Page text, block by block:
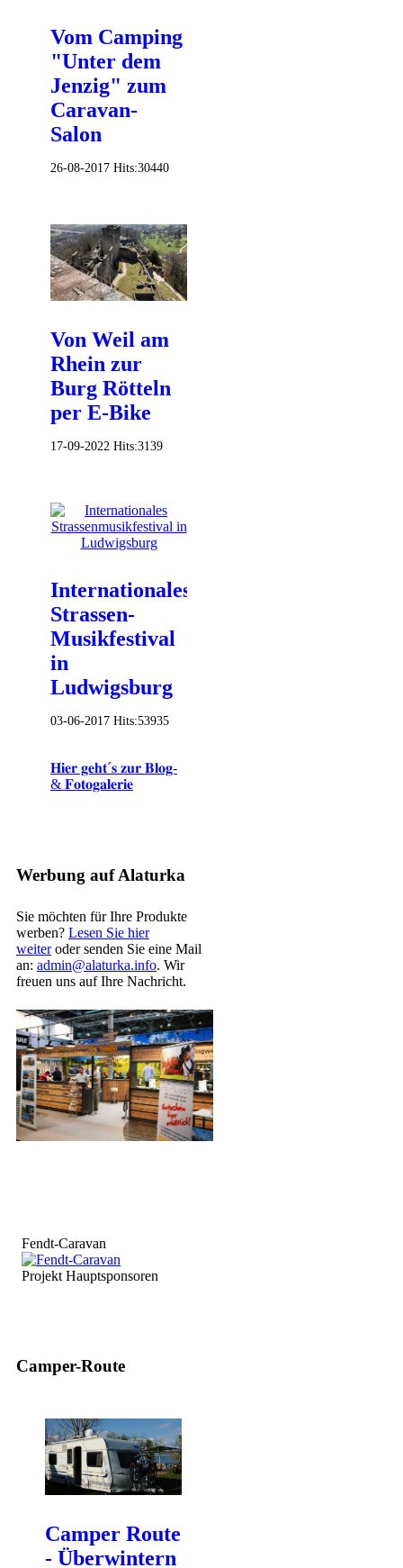
Vom Camping
"Unter dem
Jenzig" zum
Caravan-
Salon
26-08-2017 Hits:30440
Von Weil am
Rhein zur
Burg Rötteln
per E-Bike
17-09-2022 Hits:3139
Internationales
Strassen-
Musikfestival
in
Ludwigsburg
03-06-2017 Hits:53935
𝐇𝐢𝐞𝐫 𝐠𝐞𝐡𝐭´𝐬 𝐳𝐮𝐫 𝐁𝐥𝐨𝐠-
& 𝐅𝐨𝐭𝐨𝐠𝐚𝐥𝐞𝐫𝐢𝐞
Werbung auf Alaturka
Sie möchten für Ihre Produkte
werben? Lesen Sie hier
weiteroder senden Sie eine Mail
an: admin@alaturka.info. Wir
freuen uns auf Ihre Nachricht.
Fendt-Caravan
Projekt Hauptsponsoren
Camper-Route
Camper Route
- Überwintern